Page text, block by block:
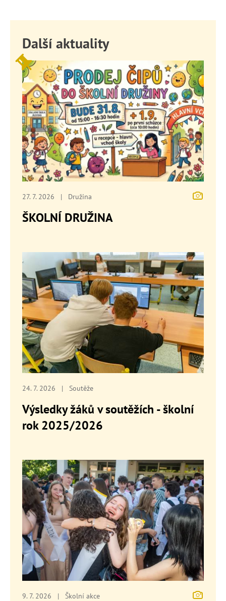
Další aktuality
27. 7. 2026 | Družina
ŠKOLNÍ DRUŽINA
24. 7. 2026 | Soutěže
Výsledky žáků v soutěžích - školní
rok 2025/2026
9. 7. 2026 | Školní akce